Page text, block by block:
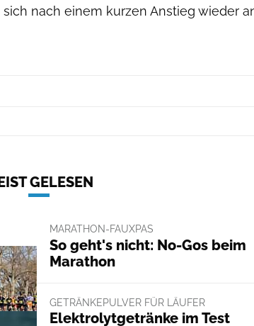
nach einem kurzen Anstieg wieder
GELESEN
MARATHON-FAUXPAS
So geht's nicht: No-Gos beim
Marathon
GETRÄNKEPULVER FÜR LÄUFER
Elektrolytgetränke im Test